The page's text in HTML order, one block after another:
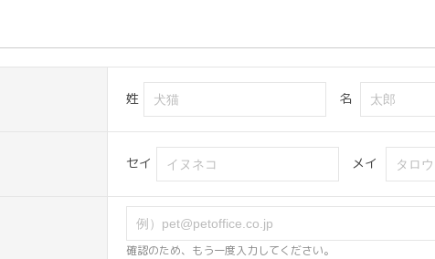
姓 名
セイ メイ
確認のため、もう一度入力してください。